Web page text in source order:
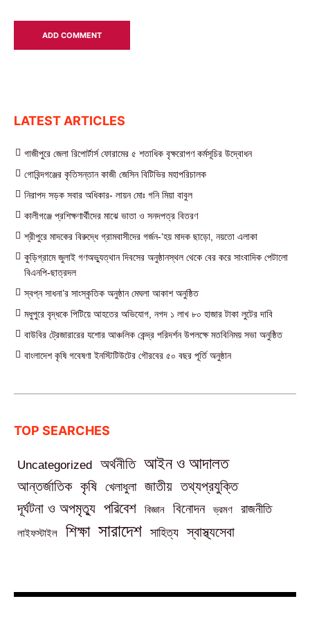
LATEST ARTICLES
গাজীপুরে জেলা রিপোর্টার্স ফোরামের ৫ শতাধিক বৃক্ষরোপণ কর্মসূচির উদ্বোধন
গোবিন্দগঞ্জের কৃতিসন্তান কাজী জেসিন বিটিভির মহাপরিচালক
নিরাপদ সড়ক সবার অধিকার- লায়ন মোঃ গনি মিয়া বাবুল
কালীগঞ্জে প্রশিক্ষণার্থীদের মাঝে ভাতা ও সনদপত্র বিতরণ
শ্রীপুরে মাদকের বিরুদ্ধে গ্রামবাসীদের গর্জন-‘হয় মাদক ছাড়ো, নয়তো এলাকা
কুড়িগ্রামে জুলাই গণঅভ্যুত্থান দিবসের অনুষ্ঠানস্থল থেকে বের করে সাংবাদিক পেটালো
বিএনপি-ছাত্রদল
স্বপ্ন সাধনা’র সাংস্কৃতিক অনুষ্ঠান মেঘলা আকাশ অনুষ্ঠিত
মধুপুরে বৃদ্ধকে পিটিয়ে আহতের অভিযোগ, নগদ ১ লাখ ৮০ হাজার টাকা লুটের দাবি
বাউবির ট্রেজারারের যশোর আঞ্চলিক কেন্দ্র পরিদর্শন উপলক্ষে মতবিনিময় সভা অনুষ্ঠিত
বাংলাদেশ কৃষি গবেষণা ইনস্টিটিউটের গৌরবের ৫০ বছর পূর্তি অনুষ্ঠান
TOP SEARCHES
Uncategorized অর্থনীতি আইন ও আদালত
আন্তর্জাতিক কৃষি খেলাধুলা জাতীয় তথ্যপ্রযুক্তি
দূর্ঘটনা ও অপমৃত্যু পরিবেশ বিজ্ঞান বিনোদন ভ্রমণ রাজনীতি
লাইফস্টাইল শিক্ষা সারাদেশ সাহিত্য স্বাস্থ্যসেবা